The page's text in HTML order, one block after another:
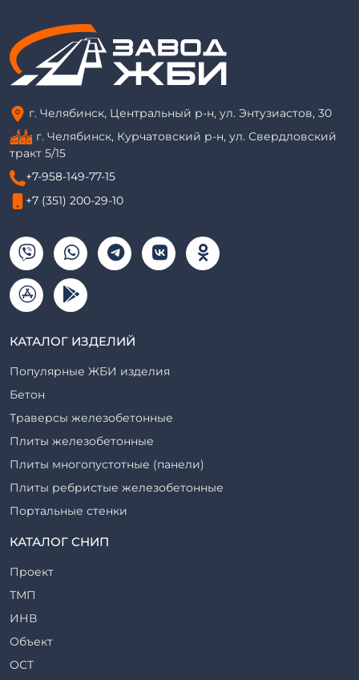
г. Челябинск, Центральный р-н, ул. Энтузиастов, 30
г. Челябинск, Курчатовский р-н, ул. Свердловский
тракт 5/15
+7-958-149-77-15
+7 (351) 200-29-10
КАТАЛОГ ИЗДЕЛИЙ
Популярные ЖБИ изделия
Бетон
Траверсы железобетонные
Плиты железобетонные
Плиты многопустотные (панели)
Плиты ребристые железобетонные
Портальные стенки
Прогоны железобетонные
Ригели железобетонные
Сваи железобетонные
Стеновые блоки
Стойки железобетонные
Столбы железобетонные
КАТАЛОГ СНИП
Проект
ТМП
ИНВ
Объект
ОСТ